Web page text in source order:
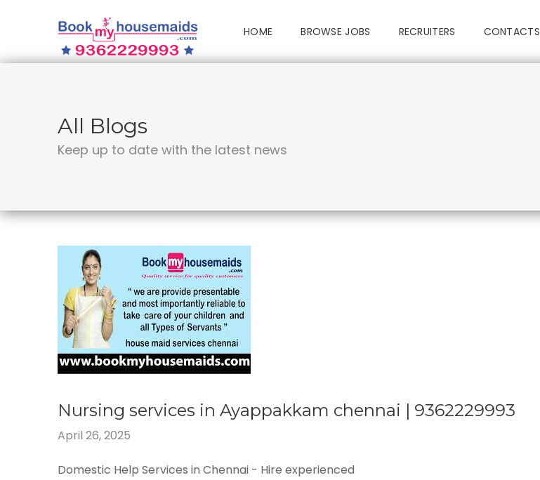
HOME BROWSE JOBS RECRUITERS CONTACTS
All Blogs
Keep up to date with the latest news
Nursing services in Ayappakkam chennai | 9362229993
April 26, 2025
Domestic Help Services in Chennai - Hire experienced